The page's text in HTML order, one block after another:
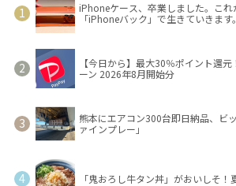
iPhoneケース、卒業しました。こ
「iPhoneバック」で生きていきます。
【今日から】最大30％ポイント還
ーン 2026年8月開始分
熊本にエアコン300台即日納品、ビ
ァインプレー」
「鬼おろし牛タン丼」がおいしそ